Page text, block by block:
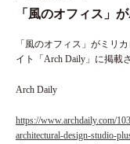
「風のオフィス」
「風のオフィス」がミリ
イト「Arch Daily」に掲載
Arch Daily
https://www.archdaily.com/
architectural-design-studio-